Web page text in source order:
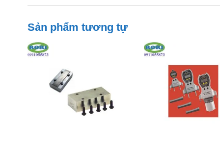
Sản phẩm tương tự